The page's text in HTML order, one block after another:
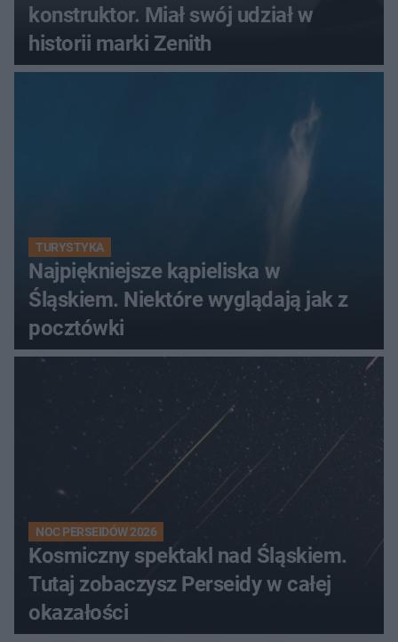
konstruktor. Miał swój udział w
historii marki Zenith
TURYSTYKA
Najpiękniejsze kąpieliska w
Śląskiem. Niektóre wyglądają jak z
pocztówki
NOC PERSEIDÓW 2026
Kosmiczny spektakl nad Śląskiem.
Tutaj zobaczysz Perseidy w całej
okazałości